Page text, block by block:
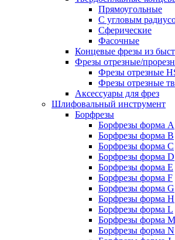
Прямоугольные
С угловым
Сферические
Фасочные
Концевые фрезы из
Фрезы отрезные/
Фрезы отрезные
Фрезы отрезные
Аксессуары для фрез
Шлифовальный инструмент
Борфрезы
Борфрезы форма A
Борфрезы форма B
Борфрезы форма C
Борфрезы форма D
Борфрезы форма E
Борфрезы форма F
Борфрезы форма G
Борфрезы форма H
Борфрезы форма L
Борфрезы форма M
Борфрезы форма N